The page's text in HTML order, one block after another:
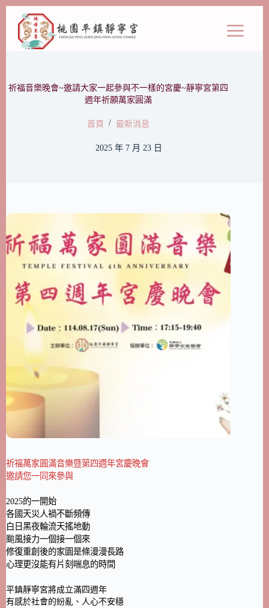
祈福音樂晚會~邀請大家一起參與不一樣的宮慶~靜寧宮第四
週年祈願萬家圓滿
首頁 / 最新消息
2025 年 7 月 23 日
祈福萬家圓滿音樂暨第四週年宮慶晚會
邀請您一同來參與
2025的一開始
各國天災人禍不斷頻傳
白日黑夜輪流天搖地動
颱風接力一個接一個來
修復重創後的家園是條漫漫長路
心理更沒能有片刻喘息的時間
平鎮靜寧宮將成立滿四週年
有感於社會的紛亂、人心不安穩